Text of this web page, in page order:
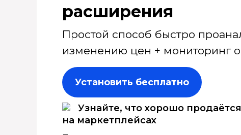
расширения
Простой способ быстро
изменению цен + мониторинг
Установить бесплатно
Узнайте, что хорошо продаётся
на маркетплейсах